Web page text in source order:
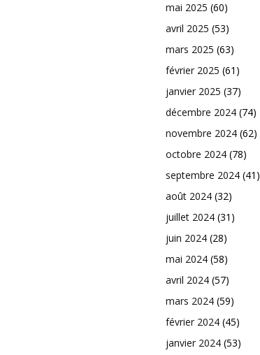
mai 2025 (60)
avril 2025 (53)
mars 2025 (63)
février 2025 (61)
janvier 2025 (37)
décembre 2024 (74)
novembre 2024 (62)
octobre 2024 (78)
septembre 2024 (41)
août 2024 (32)
juillet 2024 (31)
juin 2024 (28)
mai 2024 (58)
avril 2024 (57)
mars 2024 (59)
février 2024 (45)
janvier 2024 (53)